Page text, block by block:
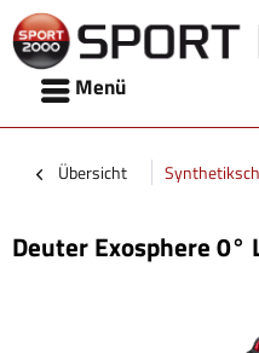
Menü
Übersicht
Deuter Exosphere 0°